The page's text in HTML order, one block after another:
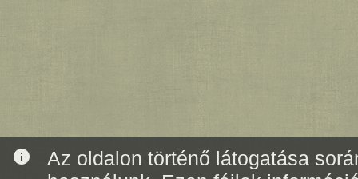
info
Az oldalon történő látogatása